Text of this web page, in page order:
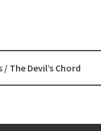
/ The Devil’s Chord